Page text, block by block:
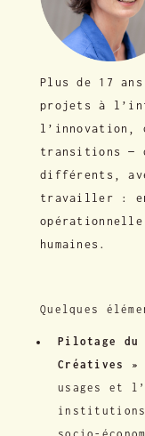
Plus de 17
projets à
l’innovation,
transitions —
différents,
travailler :
humaines.
Quelques
Pilotage du
Créatives »
usages et
institutions